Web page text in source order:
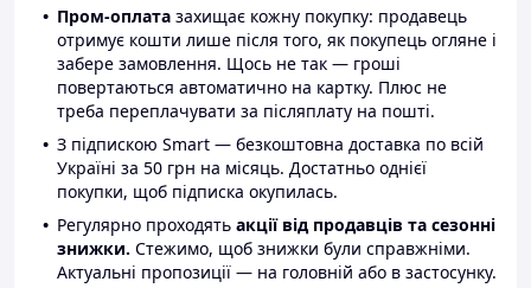
Пром-оплата захищає кожну покупку: продавець
отримує кошти лише після того, як покупець огляне і
забере замовлення. Щось не так — гроші
повертаються автоматично на картку. Плюс не
треба переплачувати за післяплату на пошті.
З підпискою Smart — безкоштовна доставка по всій
Україні за 50 грн на місяць. Достатньо однієї
покупки, щоб підписка окупилась.
Регулярно проходять акції від продавців та сезонні
знижки. Стежимо, щоб знижки були справжніми.
Актуальні пропозиції — на головній або в застосунку.